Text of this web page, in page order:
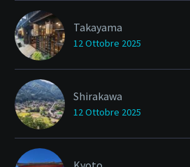
Takayama
12 Ottobre 2025
Shirakawa
12 Ottobre 2025